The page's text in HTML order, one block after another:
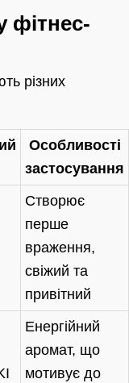
фітнес-
різних
Особливості
застосування
Створює
перше
враження,
свіжий та
привітний
Енергійний
аромат, що
мотивує до